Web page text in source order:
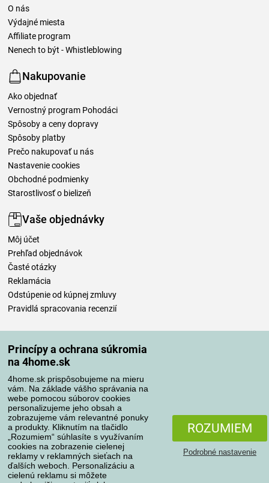
Princípy a ochrana súkromia
na 4home.sk
4home.sk prispôsobujeme na mieru
vám. Na základe vášho správania na
webe pomocou súborov cookies
personalizujeme jeho obsah a
zobrazujeme vám relevantné ponuky
a produkty. Kliknutím na tlačidlo
„Rozumiem“ súhlasíte s využívaním
cookies na zobrazenie cielenej
reklamy v reklamných sieťach na
ďalších weboch. Personalizáciu a
cielenú reklamu si môžete
ROZUMIEM
Podrobné nastavenie
O nás
Výdajné miesta
Affiliate program
Nenech to být - Whistleblowing
Nakupovanie
Ako objednať
Vernostný program Pohodáci
Spôsoby a ceny dopravy
Spôsoby platby
Prečo nakupovať u nás
Nastavenie cookies
Obchodné podmienky
Starostlivosť o bielizeň
Vaše objednávky
Môj účet
Prehľad objednávok
Časté otázky
Reklamácia
Odstúpenie od kúpnej zmluvy
Pravidlá spracovania recenzií
Spôsoby platby
Spoľahlivý obchod